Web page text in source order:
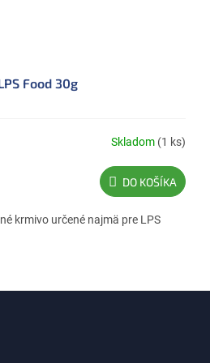
Food 30g
Skladom (1 ks)
DO KOŠÍKA
krmivo určené najmä pre LPS